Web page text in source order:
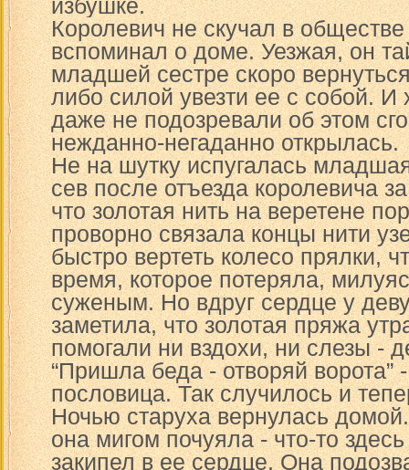
избушке.
Королевич не скучал в
вспоминал о доме. Уезжая, он
младшей сестре скоро
либо силой увезти ее с собой. И
даже не подозревали об этом
нежданно-негаданно открылась.
Не на шутку испугалась
сев после отъезда королевича
что золотая нить на веретене
проворно связала концы нити
быстро вертеть колесо прялки,
время, которое потеряла,
суженым. Но вдруг сердце у
заметила, что золотая пряжа
помогали ни вздохи, ни слезы -
“Пришла беда - отворяй ворота”
пословица. Так случилось и
Ночью старуха вернулась
она мигом почуяла - что-то
закипел в ее сердце. Она